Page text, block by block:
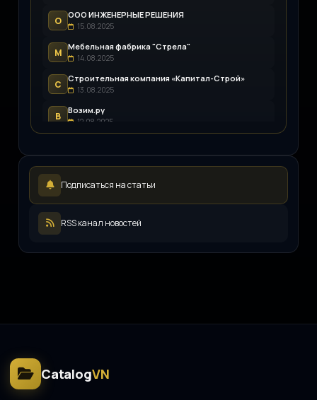
О
ООО ИНЖЕНЕРНЫЕ РЕШЕНИЯ
15.08.2025
М
Мебельная фабрика "Стрела"
14.08.2025
С
Строительная компания «Капитал-Строй»
13.08.2025
В
Возим.ру
12.08.2025
Р 11.08.2025
О
ООО «ЖКХ-Управление»
Подписаться на статьи
RSS канал новостей
CatalogVN